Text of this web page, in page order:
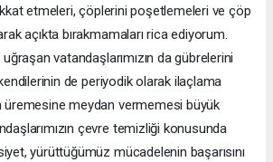
etmeleri, çöplerini poşetlemeleri ve çöp
açıkta bırakmamaları rica ediyorum.
uğraşan vatandaşlarımızın da gübrelerini
de periyodik olarak ilaçlama
üremesine meydan vermemesi büyük
çevre temizliği konusunda
yürüttüğümüz mücadelenin başarısını